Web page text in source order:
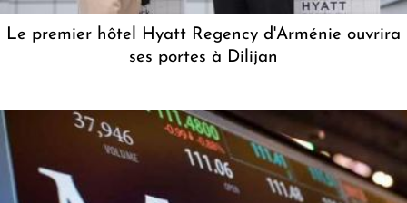
Le premier hôtel Hyatt Regency d'Arménie ouvrira
ses portes à Dilijan